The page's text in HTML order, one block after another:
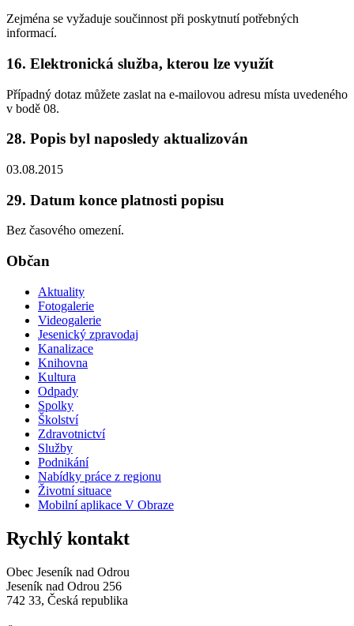
Zejména se vyžaduje součinnost při poskytnutí potřebných
informací.
16. Elektronická služba, kterou lze využít
Případný dotaz můžete zaslat na e-mailovou adresu místa uvedeného
v bodě 08.
28. Popis byl naposledy aktualizován
03.08.2015
29. Datum konce platnosti popisu
Bez časového omezení.
Občan
Aktuality
Fotogalerie
Videogalerie
Jesenický zpravodaj
Kanalizace
Knihovna
Kultura
Odpady
Spolky
Školství
Zdravotnictví
Služby
Podnikání
Nabídky práce z regionu
Životní situace
Mobilní aplikace V Obraze
Rychlý kontakt
Obec Jeseník nad Odrou
Jeseník nad Odrou 256
742 33, Česká republika